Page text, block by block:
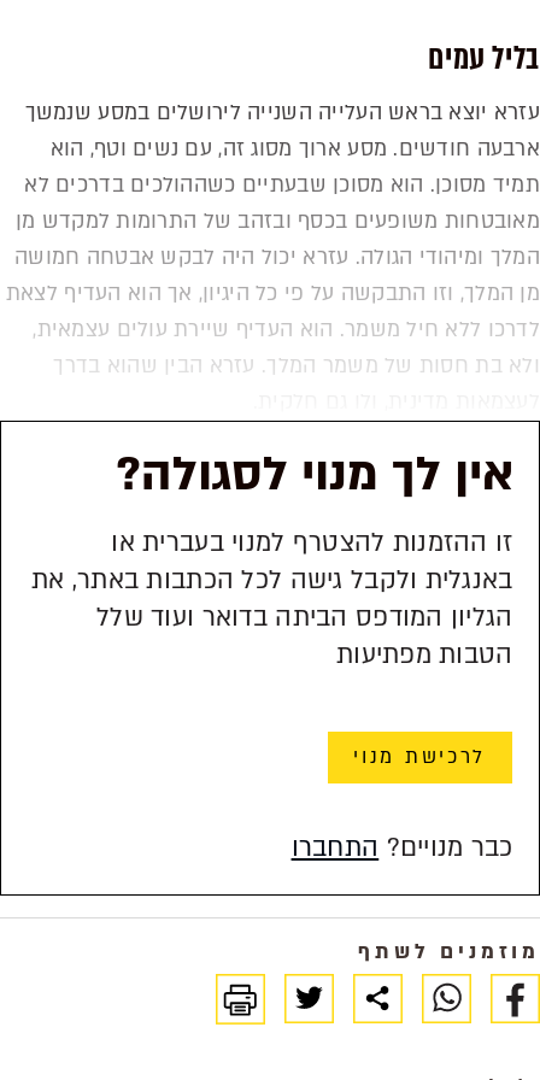
בליל עמים
עזרא יוצא בראש העלייה השנייה לירושלים במסע שנמשך
ארבעה חודשים. מסע ארוך מסוג זה, עם נשים וטף, הוא
תמיד מסוכן. הוא מסוכן שבעתיים כשההולכים בדרכים לא
מאובטחות משופעים בכסף ובזהב של התרומות למקדש מן
המלך ומיהודי הגולה. עזרא יכול היה לבקש אבטחה חמושה
מן המלך, וזו התבקשה על פי כל היגיון, אך הוא העדיף לצאת
לדרכו ללא חיל משמר. הוא העדיף שיירת עולים עצמאית,
ולא בת חסות של משמר המלך. עזרא הבין שהוא בדרך
אין לך מנוי לסגולה?
זו ההזמנות להצטרף למנוי בעברית או
באנגלית ולקבל גישה לכל הכתבות באתר, את
הגליון המודפס הביתה בדואר ועוד שלל
הטבות מפתיעות
לרכישת מנוי
כבר מנויים? התחברו
מוזמנים לשתף